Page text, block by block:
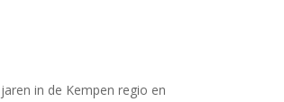
in de Kempen regio en